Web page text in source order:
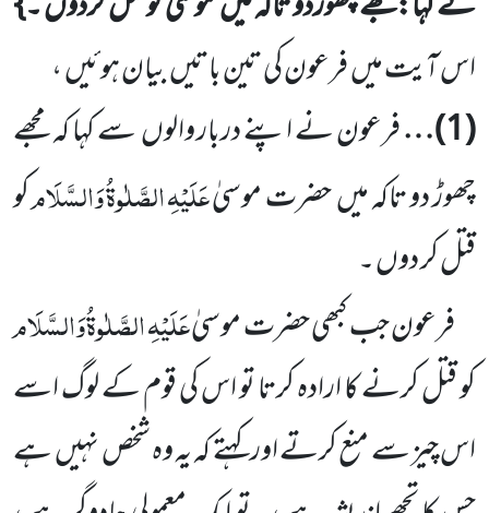
اس آیت میںفرعون کی تین باتیںبیان ہوئیں،
(
1
)…فرعون نے اپنے دربار والوںسے کہا کہ مجھے
چھوڑ دو تاکہ میںحضرت موسیٰعَلَیْہِالصَّلٰوۃُوَالسَّلَامکو
قتل کر دوں ۔
فرعون جب کبھی حضرت موسیٰعَلَیْہِالصَّلٰوۃُوَالسَّلَام
کو قتل کرنے کا ارادہ کرتا تو اس کی قوم کے لوگ اسے
اس چیزسے منع کرتے اور کہتے کہ یہ وہ شخص نہیںہے